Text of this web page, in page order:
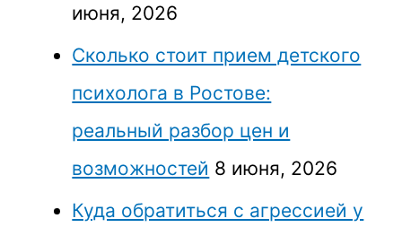
июня, 2026
Сколько стоит прием детского
психолога в Ростове:
реальный разбор цен и
возможностей 8 июня, 2026
Куда обратиться с агрессией у